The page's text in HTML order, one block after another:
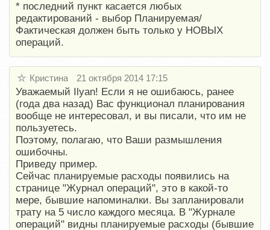
* последний пункт касается любых
редактирований - выбор Планируемая/
Фактическая должен быть только у НОВЫХ
операций.
Кристина 21 октября 2014 17:15
Уважаемый Ilyan! Если я не ошибаюсь, ранее
(года два назад) Вас функционал планирования
вообще не интересовал, и вы писали, что им не
пользуетесь.
Поэтому, полагаю, что Ваши размышления
ошибочны.
Приведу пример.
Сейчас планируемые расходы появились на
странице "Журнал операций", это в какой-то
мере, бывшие напоминалки. Вы запланировали
трату на 5 число каждого месяца. В "Журнале
операций" видны планируемые расходы (бывшие